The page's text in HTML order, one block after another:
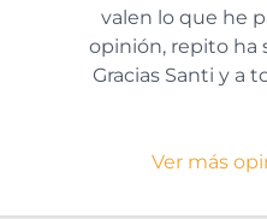
valen lo que he
opinión, repito ha
Gracias Santi y a
Ver más